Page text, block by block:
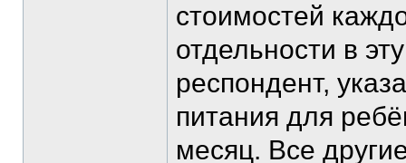
стоимостей
отдельности в
респондент,
питания для
месяц. Все